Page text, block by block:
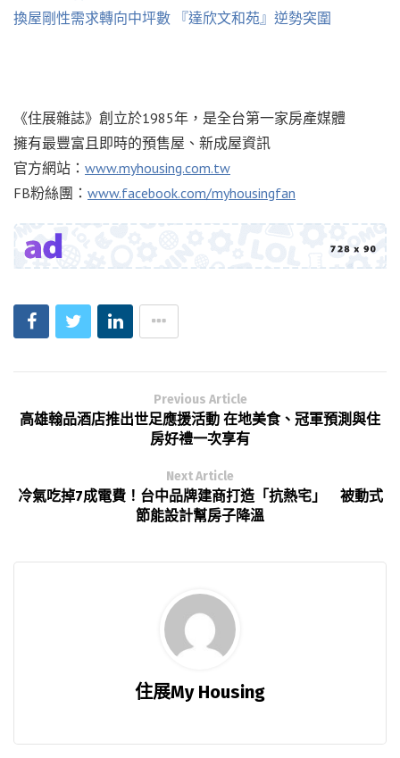
換屋剛性需求轉向中坪數 『達欣文和苑』逆勢突圍
《住展雜誌》創立於1985年，是全台第一家房產媒體
擁有最豐富且即時的預售屋、新成屋資訊
官方網站： www.myhousing.com.tw
FB粉絲團： www.facebook.com/myhousingfan
Previous Article
高雄翰品酒店推出世足應援活動 在地美食、冠軍預測與住
房好禮一次享有
Next Article
冷氣吃掉7成電費！台中品牌建商打造「抗熱宅」 被動式
節能設計幫房子降溫
住展My Housing